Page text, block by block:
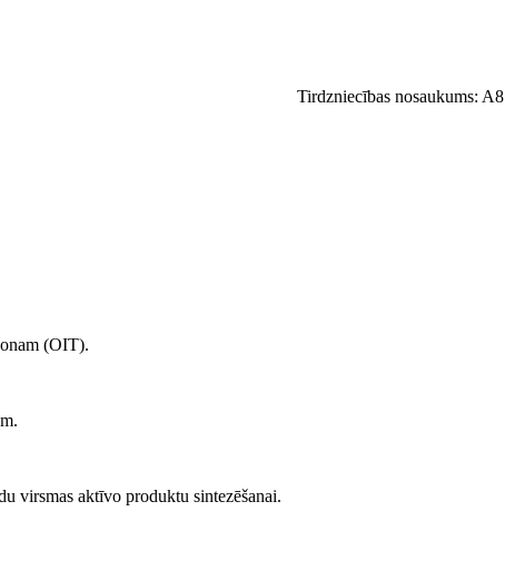
Tirdzniecības nosaukums: A8
(OIT).
virsmas aktīvo produktu sintezēšanai.